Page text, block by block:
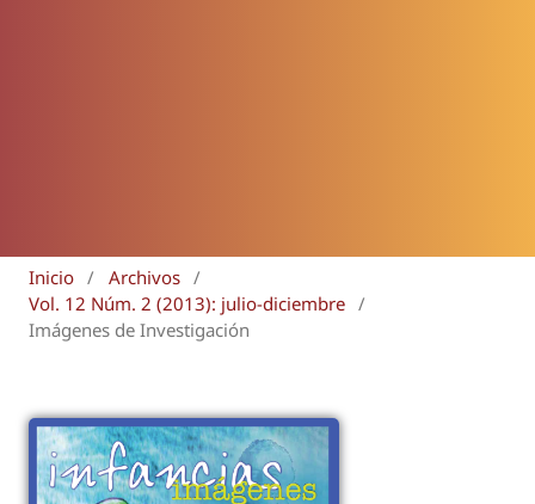
Inicio / Archivos /
Vol. 12 Núm. 2 (2013): julio-diciembre /
Imágenes de Investigación